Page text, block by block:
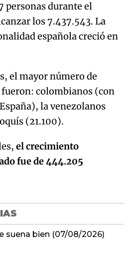
personas durante el
los 7.437.543. La
española creció en
el mayor número de
colombianos (con
la venezolanos
(21.100).
el crecimiento
fue de 444.205
suena bien (07/08/2026)